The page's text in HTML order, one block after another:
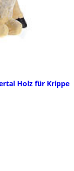
Holz für Krippe